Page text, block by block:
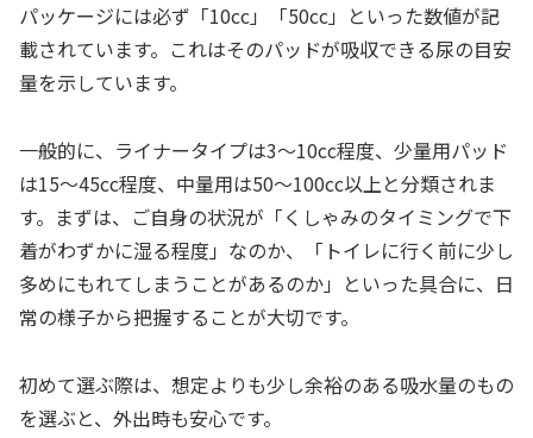
パッケージには必ず「10cc」「50cc」といった数値が記
載されています。これはそのパッドが吸収できる尿の目安
量を示しています。
一般的に、ライナータイプは3〜10cc程度、少量用パッド
は15〜45cc程度、中量用は50〜100cc以上と分類されま
す。まずは、ご自身の状況が「くしゃみのタイミングで下
着がわずかに湿る程度」なのか、「トイレに行く前に少し
多めにもれてしまうことがあるのか」といった具合に、日
常の様子から把握することが大切です。
初めて選ぶ際は、想定よりも少し余裕のある吸水量のもの
を選ぶと、外出時も安心です。